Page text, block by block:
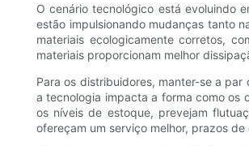
O cenário tecnológico está evoluindo
estão impulsionando mudanças tanto
materiais ecologicamente corretos,
materiais proporcionam melhor
Para os distribuidores, manter-se a
a tecnologia impacta a forma como os
os níveis de estoque, prevejam
ofereçam um serviço melhor, prazos